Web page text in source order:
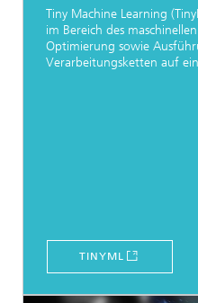
Tiny Machine Learning
im Bereich des
Optimierung sowie
Verarbeitungsketten auf
TINYML